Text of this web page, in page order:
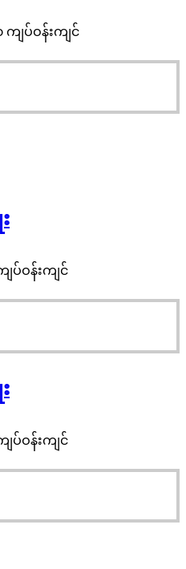
ကျပ်ဝန်းကျင်
ပ်ဝန်းကျင်
ပ်ဝန်းကျင်